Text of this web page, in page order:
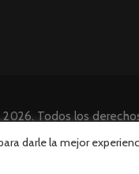
Todos los
darle la mejor